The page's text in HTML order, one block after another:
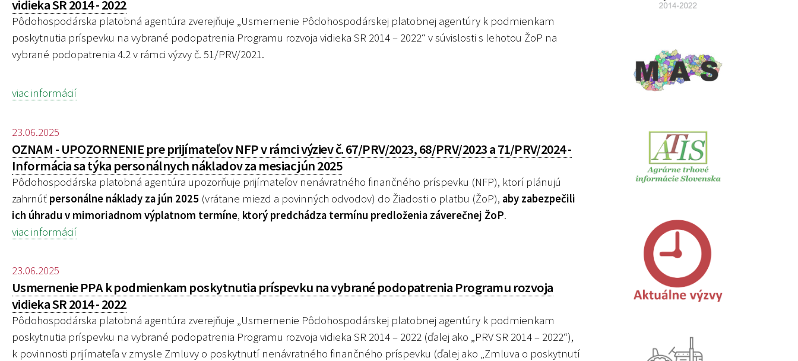
vidieka SR 2014 - 2022
Pôdohospodárska platobná agentúra zverejňuje „Usmernenie Pôdohospodárskej platobnej agentúry k podmienkam
poskytnutia príspevku na vybrané podopatrenia Programu rozvoja vidieka SR 2014 – 2022“ v súvislosti s lehotou ŽoP na
vybrané podopatrenia 4.2 v rámci výzvy č. 51/PRV/2021.
viac informácií
23.06.2025
OZNAM - UPOZORNENIE pre prijímateľov NFP v rámci výziev č. 67/PRV/2023, 68/PRV/2023 a 71/PRV/2024 -
Informácia sa týka personálnych nákladov za mesiac jún 2025
Pôdohospodárska platobná agentúra upozorňuje prijímateľov nenávratného finančného príspevku (NFP), ktorí plánujú
zahrnúť personálne náklady za jún 2025 (vrátane miezd a povinných odvodov) do Žiadosti o platbu (ŽoP), aby zabezpečili
ich úhradu v mimoriadnom výplatnom termíne, ktorý predchádza termínu predloženia záverečnej ŽoP.
viac informácií
23.06.2025
Usmernenie PPA k podmienkam poskytnutia príspevku na vybrané podopatrenia Programu rozvoja
vidieka SR 2014 - 2022
Pôdohospodárska platobná agentúra zverejňuje „Usmernenie Pôdohospodárskej platobnej agentúry k podmienkam
poskytnutia príspevku na vybrané podopatrenia Programu rozvoja vidieka SR 2014 – 2022 (ďalej ako „PRV SR 2014 – 2022“),
k povinnosti prijímateľa v zmysle Zmluvy o poskytnutí nenávratného finančného príspevku (ďalej ako „Zmluva o poskytnutí